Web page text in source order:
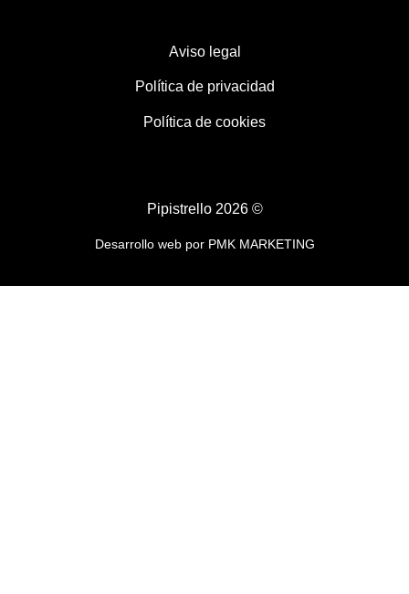
Aviso legal
Política de privacidad
Política de cookies
Pipistrello 2026 ©
Desarrollo web por PMK MARKETING